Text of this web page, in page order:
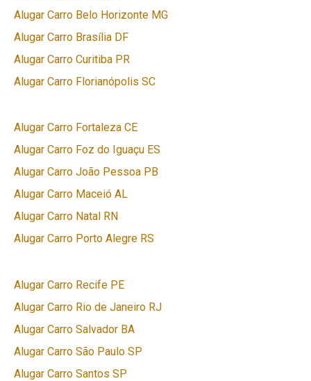
Alugar Carro Belo Horizonte MG
Alugar Carro Brasília DF
Alugar Carro Curitiba PR
Alugar Carro Florianópolis SC
Alugar Carro Fortaleza CE
Alugar Carro Foz do Iguaçu ES
Alugar Carro João Pessoa PB
Alugar Carro Maceió AL
Alugar Carro Natal RN
Alugar Carro Porto Alegre RS
Alugar Carro Recife PE
Alugar Carro Rio de Janeiro RJ
Alugar Carro Salvador BA
Alugar Carro São Paulo SP
Alugar Carro Santos SP